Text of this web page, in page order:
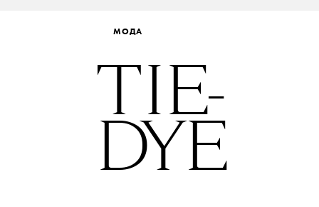
МОДА
TIE-
DYE